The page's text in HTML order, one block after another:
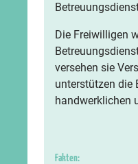
Die Freiwilligen
versehen sie
unterstützen die
handwerklichen
Fakten: